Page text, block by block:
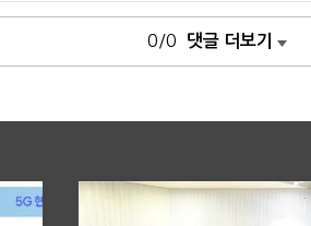
0/0 댓글 더보기